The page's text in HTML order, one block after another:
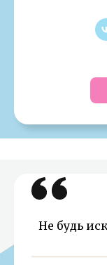
Не будь